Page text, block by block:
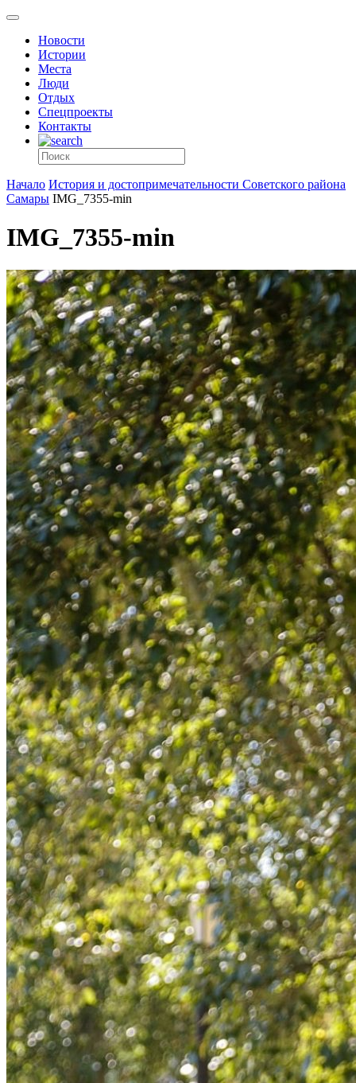
Новости
Истории
Места
Люди
Отдых
Спецпроекты
Контакты
Начало История и достопримечательности Советского района
Самары IMG_7355-min
IMG_7355-min